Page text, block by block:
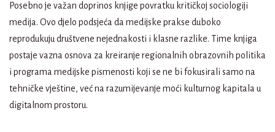
Posebno je važan doprinos knjige povratku kritičkoj sociologiji
medija. Ovo djelo podsjeća da medijske prakse duboko
reprodukuju društvene nejednakosti i klasne razlike. Time knjiga
postaje vazna osnova za kreiranje regionalnih obrazovnih politika
i programa medijske pismenosti koji se ne bi fokusirali samo na
tehničke vještine, već na razumijevanje moći kulturnog kapitala u
digitalnom prostoru.